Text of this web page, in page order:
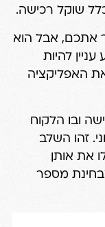
שוקל רכישה.
אתכם, אבל הוא
להיות
האפליקציה
ובו הלקוח
זהו השלב
את אותן
מספר